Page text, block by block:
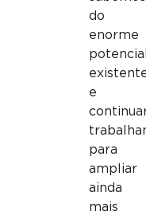
do
enorme
e
para
ampliar
ainda
mais